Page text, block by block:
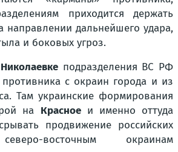
приходится держать
направлении дальнейшего удара,
и боковых угроз.
Николаевкеподразделения ВС РФ
с окраин города и из
Там украинские формирования
на Красноеи именно оттуда
продвижение российских
восточным окраинам